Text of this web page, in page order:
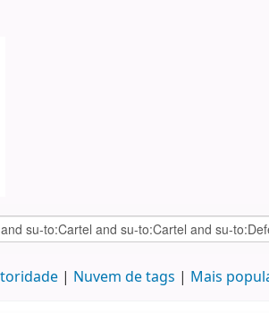
Nuvem de tags Mais